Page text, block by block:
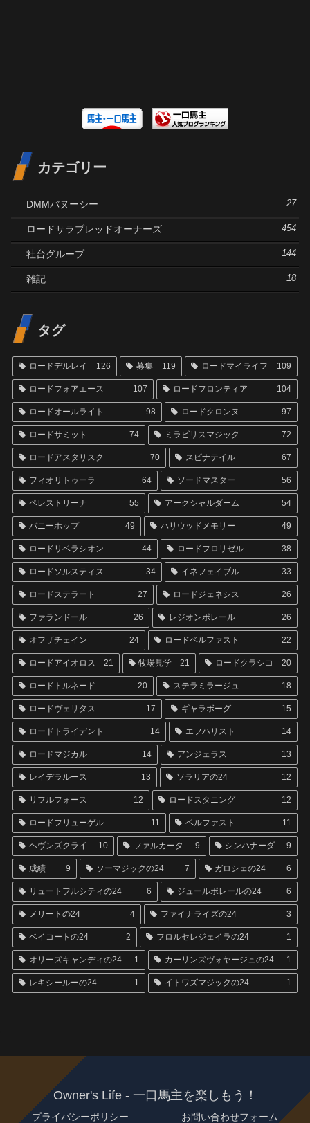
カテゴリー
DMMバヌーシー 27
ロードサラブレッドオーナーズ 454
社台グループ 144
雑記 18
タグ
ロードデルレイ 126 募集 119 ロードマイライフ 109
ロードフォアエース 107 ロードフロンティア 104
ロードオールライト 98 ロードクロンヌ 97
ロードサミット 74 ミラビリスマジック 72
ロードアスタリスク 70 スピナテイル 67
フィオリトゥーラ 64 ソードマスター 56
ペレストリーナ 55 アークシャルダーム 54
バニーホップ 49 ハリウッドメモリー 49
ロードリベラシオン 44 ロードフロリゼル 38
ロードソルスティス 34 イネフェイブル 33
ロードステラート 27 ロードジェネシス 26
ファランドール 26 レジオンポレール 26
オフザチェイン 24 ロードベルファスト 22
ロードアイオロス 21 牧場見学 21 ロードクラシコ 20
ロードトルネード 20 ステラミラージュ 18
ロードヴェリタス 17 ギャラボーグ 15
ロードトライデント 14 エフハリスト 14
ロードマジカル 14 アンジェラス 13
レイデラルース 13 ソラリアの24 12
リフルフォース 12 ロードスタニング 12
ロードフリューゲル 11 ベルファスト 11
ヘヴンズクライ 10 ファルカータ 9 シンハナーダ 9
成績 9 ソーマジックの24 7 ガロシェの24 6
リュートフルシティの24 6 ジュールポレールの24 6
メリートの24 4 ファイナライズの24 3
ベイコートの24 2 フロルセレジェイラの24 1
オリーズキャンディの24 1 カーリンズヴォヤージュの24 1
レキシールーの24 1 イトワズマジックの24 1
Owner's Life - 一口馬主を楽しもう！
プライバシーポリシー お問い合わせフォーム